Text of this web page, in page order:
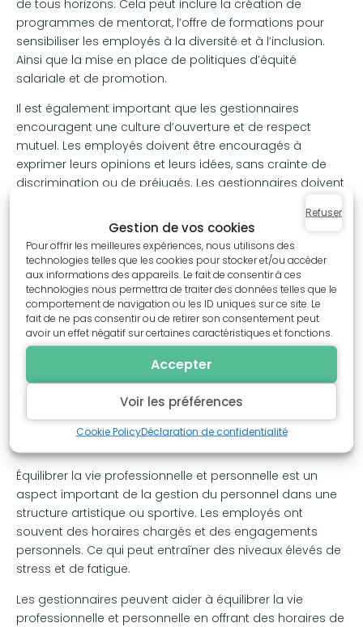
Gestion de vos cookies
Pour offrir les meilleures expériences, nous utilisons des
technologies telles que les cookies pour stocker et/ou accéder
aux informations des appareils. Le fait de consentir à ces
technologies nous permettra de traiter des données telles que le
comportement de navigation ou les ID uniques sur ce site. Le
fait de ne pas consentir ou de retirer son consentement peut
avoir un effet négatif sur certaines caractéristiques et fonctions.
Accepter
Refuser
Voir les préférences
Cookie PolicyDéclaration de confidentialité
de tous horizons. Cela peut inclure la création de
programmes de mentorat, l’offre de formations pour
sensibiliser les employés à la diversité et à l’inclusion.
Ainsi que la mise en place de politiques d’équité
salariale et de promotion.
Il est également important que les gestionnaires
encouragent une culture d’ouverture et de respect
mutuel. Les employés doivent être encouragés à
exprimer leurs opinions et leurs idées, sans crainte de
discrimination ou de préjugés. Les gestionnaires doivent
forme de discrimination ou de harcèlement en milieu de
travail.
En encourageant la diversité et l’inclusion, les
gestionnaires peuvent aider à améliorer le moral de
l’équipe et à renforcer la confiance. Cela peut
également aider à attirer des talents diversifiés et à
élargir les horizons de la structure. Augmentant ainsi sa
créativité et son innovation.
Équilibrer la vie professionnelle
et personnelle
Équilibrer la vie professionnelle et personnelle est un
aspect important de la gestion du personnel dans une
structure artistique ou sportive. Les employés ont
souvent des horaires chargés et des engagements
personnels. Ce qui peut entraîner des niveaux élevés de
stress et de fatigue.
Les gestionnaires peuvent aider à équilibrer la vie
professionnelle et personnelle en offrant des horaires de